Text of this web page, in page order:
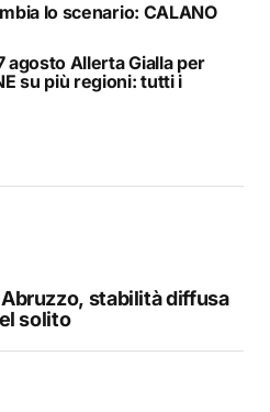
lo scenario: CALANO
Allerta Gialla per
su più regioni: tutti i
stabilità diffusa
solito